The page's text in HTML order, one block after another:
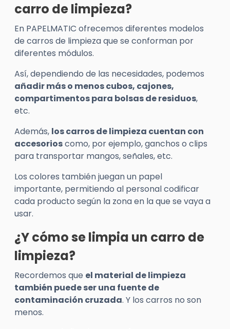
carro de limpieza?
En PAPELMATIC ofrecemos diferentes modelos
de carros de limpieza que se conforman por
diferentes módulos.
Así, dependiendo de las necesidades, podemos
añadir más o menos cubos, cajones,
compartimentos para bolsas de residuos,
etc.
Además, los carros de limpieza cuentan con
accesorioscomo, por ejemplo, ganchos o clips
para transportar mangos, señales, etc.
Los colores también juegan un papel
importante, permitiendo al personal codificar
cada producto según la zona en la que se vaya a
usar.
¿Y cómo se limpia un carro de
limpieza?
Recordemos que el material de limpieza
también puede ser una fuente de
contaminación cruzada. Y los carros no son
menos.